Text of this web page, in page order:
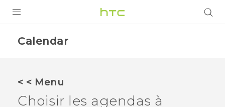
Calendar
< < Menu
Choisir les agendas à